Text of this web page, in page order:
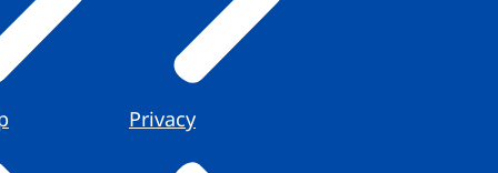
Privacy